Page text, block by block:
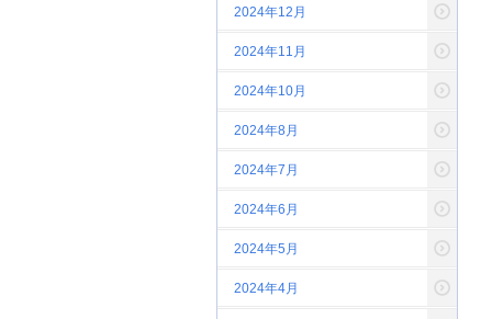
2024年12月
2024年11月
2024年10月
2024年8月
2024年7月
2024年6月
2024年5月
2024年4月